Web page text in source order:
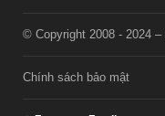
© Copyright 2008 - 2024
Chính sách bảo mật